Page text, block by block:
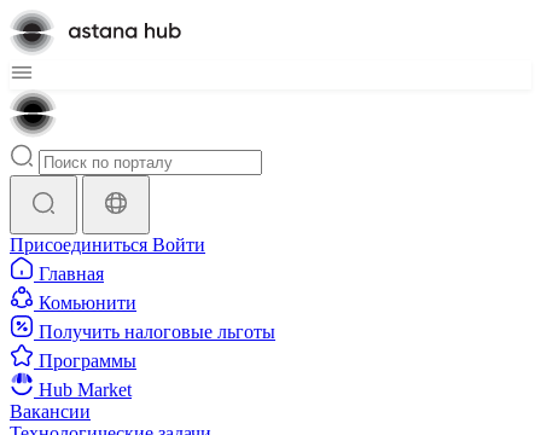
Присоединиться Войти
Главная
Комьюнити
Получить налоговые льготы
Программы
Hub Market
Вакансии